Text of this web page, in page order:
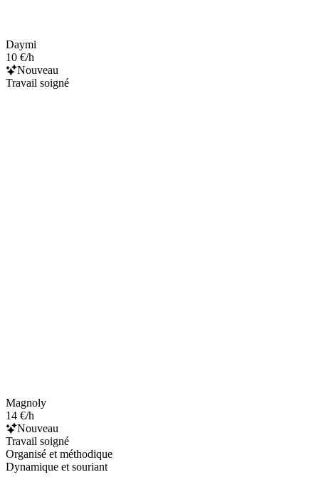
Daymi
10 €/h
Nouveau
Travail soigné
Magnoly
14 €/h
Nouveau
Travail soigné
Organisé et méthodique
Dynamique et souriant